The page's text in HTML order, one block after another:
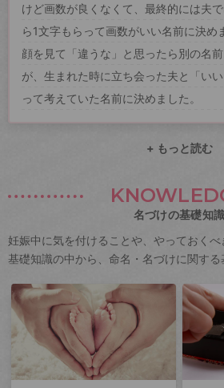
けど画数が良くなくて、最終的には夫
ら1文字もらって画数がいい名前に決め
顔を見て「違うな」と思ったら別の名
が、生まれた時に立ち会った夫と「い
って考えていた名前に決めました。
+ もっと読む
名づけの基礎知識
妊娠中に気を付けることや、やっておく
基礎知識の中から、命名・名づけに関する